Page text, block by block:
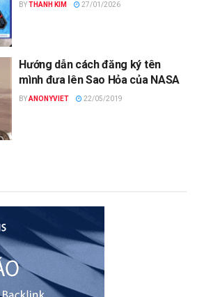
BYTHANH KIM 27/01/2026
Hướng dẫn cách đăng ký tên
mình đưa lên Sao Hỏa của NASA
BYANONYVIET 22/05/2019